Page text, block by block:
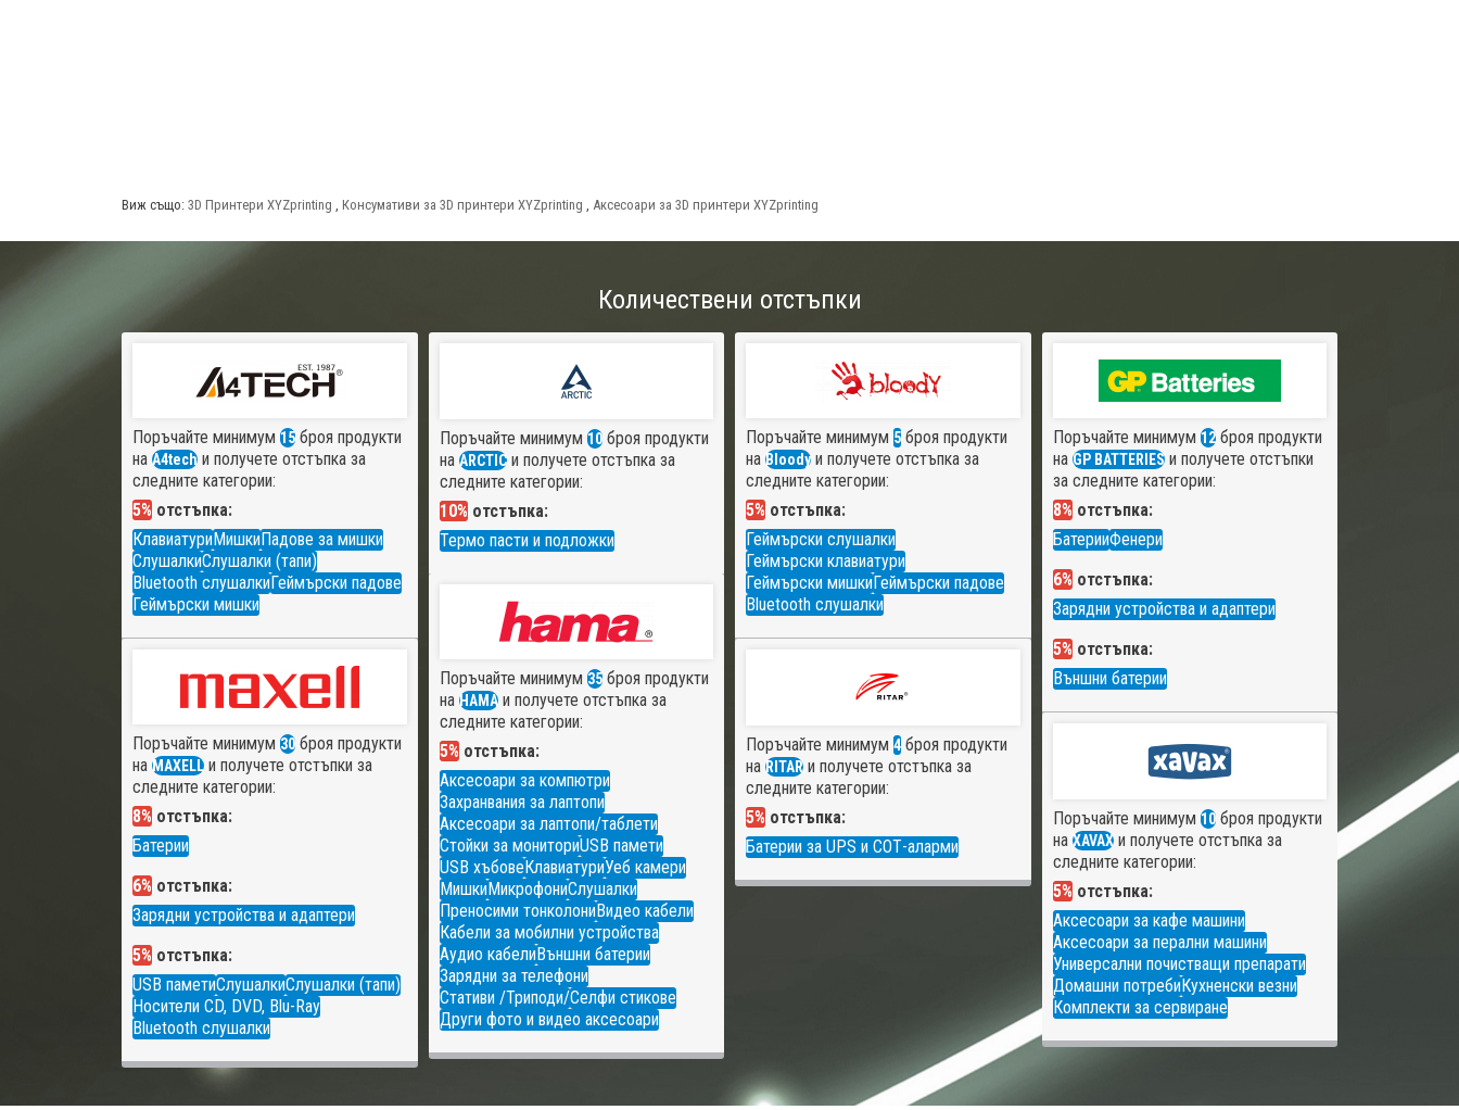
Виж също: 3D Принтери XYZprinting , Консумативи за 3D принтери XYZprinting , Аксесоари за 3D принтери XYZprinting
Количествени отстъпки
Поръчайте минимум 15 броя продукти
на A4tech и получете отстъпка за
следните категории:
5% отстъпка:
КлавиатуриМишкиПадове за мишки
СлушалкиСлушалки (тапи)
Bluetooth слушалкиГеймърски падове
Геймърски мишки
Поръчайте минимум 10броя продукти
на ARCTICи получете отстъпка за
следните категории:
10% отстъпка:
Термо пасти и подложки
Поръчайте минимум 5 броя продукти
на Bloody и получете отстъпка за
следните категории:
5% отстъпка:
Геймърски слушалки
Геймърски клавиатури
Геймърски мишкиГеймърски падове
Bluetooth слушалки
Поръчайте минимум 12броя продукти
на GP BATTERIESи получете отстъпки
за следните категории:
8% отстъпка:
БатерииФенери
6% отстъпка:
Зарядни устройства и адаптери
5% отстъпка:
Външни батерии
Поръчайте минимум 35броя продукти
на HAMAи получете отстъпка за
следните категории:
5% отстъпка:
Аксесоари за компютри
Захранвания за лаптопи
Аксесоари за лаптопи/таблети
Стойки за мониториUSB памети
USB хъбове КлавиатуриУеб камери
МишкиМикрофониСлушалки
Преносими тонколониВидео кабели
Кабели за мобилни устройства
Аудио кабелиВъншни батерии
Зарядни за телефони
Стативи /Триподи/Селфи стикове
Други фото и видео аксесоари
Поръчайте минимум 30 броя продукти
на MAXELL и получете отстъпки за
следните категории:
8% отстъпка:
Батерии
6% отстъпка:
Зарядни устройства и адаптери
5% отстъпка:
USB паметиСлушалкиСлушалки (тапи)
Носители CD, DVD, Blu-Ray
Bluetooth слушалки
Поръчайте минимум 4 броя продукти
на RITAR и получете отстъпка за
следните категории:
5% отстъпка:
Батерии за UPS и СОТ-аларми
Поръчайте минимум 10броя продукти
на XAVAXи получете отстъпка за
следните категории:
5% отстъпка:
Аксесоари за кафе машини
Аксесоари за перални машини
Универсални почистващи препарати
Домашни потребиКухненски везни
Комплекти за сервиране